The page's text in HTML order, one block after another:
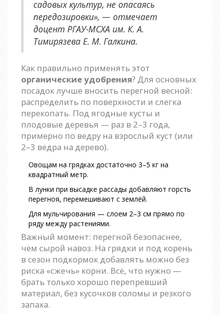
садовых культур, не опасаясь
передозировки», — отмечает
доцент РГАУ-МСХА им. К. А.
Тимирязева Е. М. Галкина.
Как правильно применять этот
органические удобрения? Для основных
посадок лучше вносить перегной весной:
распределить по поверхности и слегка
перекопать. Под ягодные кусты и
плодовые деревья — раз в 2–3 года,
примерно по ведру на взрослый куст (или
2–3 ведра на дерево).
Овощам на грядках достаточно 3–5 кг на
квадратный метр.
В лунки при высадке рассады добавляют горсть
перегноя, перемешивают с землёй.
Для мульчирования — слоем 2–3 см прямо по
ряду между растениями.
Важный момент: перегной безопаснее,
чем сырой навоз. На грядки и под корень
в сезон подкормок добавлять можно без
риска «сжечь» корни. Всё, что нужно —
брать только хорошо перепревший
материал, без кусочков соломы и резкого
запаха.